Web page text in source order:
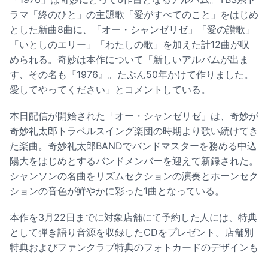
ラマ「終のひと」の主題歌「愛がすべてのこと」をはじめ
とした新曲8曲に、「オー・シャンゼリゼ」「愛の讃歌」
「いとしのエリー」「わたしの歌」を加えた計12曲が収
められる。奇妙は本作について「新しいアルバムが出ま
す、その名も『1976』。たぶん50年かけて作りました。
愛してやってください」とコメントしている。
本日配信が開始された「オー・シャンゼリゼ」は、奇妙が
奇妙礼太郎トラベルスイング楽団の時期より歌い続けてき
た楽曲。奇妙礼太郎BANDでバンドマスターを務める中込
陽大をはじめとするバンドメンバーを迎えて新録された。
シャンソンの名曲をリズムセクションの演奏とホーンセク
ションの音色が鮮やかに彩った1曲となっている。
本作を3月22日までに対象店舗にて予約した人には、特典
として弾き語り音源を収録したCDをプレゼント。店舗別
特典およびファンクラブ特典のフォトカードのデザインも